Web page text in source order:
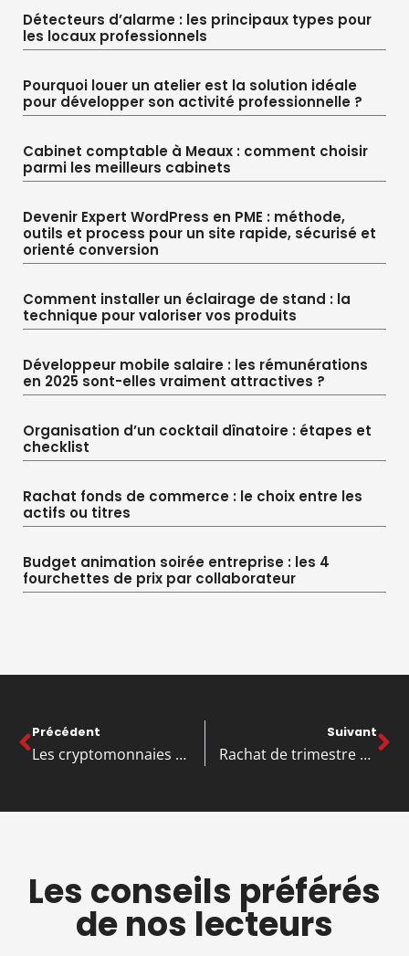
Détecteurs d’alarme : les principaux types pour
les locaux professionnels
Pourquoi louer un atelier est la solution idéale
pour développer son activité professionnelle ?
Cabinet comptable à Meaux : comment choisir
parmi les meilleurs cabinets
Devenir Expert WordPress en PME : méthode,
outils et process pour un site rapide, sécurisé et
orienté conversion
Comment installer un éclairage de stand : la
technique pour valoriser vos produits
Développeur mobile salaire : les rémunérations
en 2025 sont-elles vraiment attractives ?
Organisation d’un cocktail dînatoire : étapes et
checklist
Rachat fonds de commerce : le choix entre les
actifs ou titres
Budget animation soirée entreprise : les 4
fourchettes de prix par collaborateur
Précédent
Les cryptomonnaies et la finance décentralisée (DeFi) vont modifier le système bancaire
Suivant
Rachat de trimestre de retraite: quelques informations utiles à avoir
Les conseils préférés
de nos lecteurs